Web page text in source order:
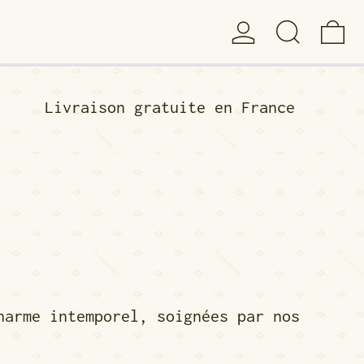
Se connecter
Rechercher
Livraison gratuite en France
intemporel, soignées par nos